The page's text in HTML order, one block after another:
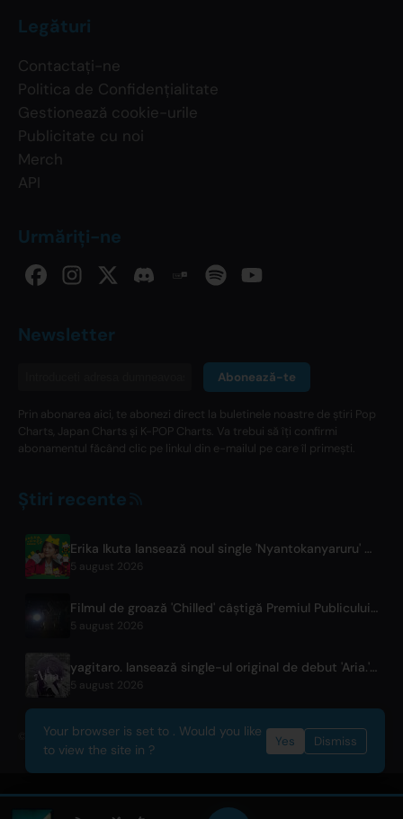
Legături
Contactați-ne
Politica de Confidențialitate
Gestionează cookie-urile
Publicitate cu noi
Merch
API
Urmăriți-ne
Newsletter
Abonează-te
Prin abonarea aici, te abonezi direct la buletinele noastre de știri Pop
Charts, Japan Charts și K-POP Charts. Va trebui să îți confirmi
abonamentul făcând clic pe linkul din e-mailul pe care îl primești.
Știri recente
Erika Ikuta lansează noul single 'Nyantokanyaruru' pentru cartea pentru copii 'Fumikiri Neko'
5 august 2026
Filmul de groază 'Chilled' câștigă Premiul Publicului la Festivalul Fantasia
5 august 2026
yagitaro. lansează single-ul original de debut 'Aria.' cu Suda Keina
5 august 2026
© 2026 OnlyHit. All rights reserved. - Metadata provided byACRCloud
Your browser is set to . Would you like
to view the site in ?
Yes Dismiss